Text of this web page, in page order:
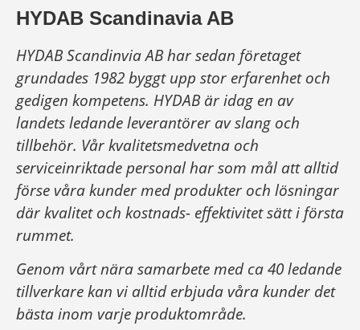
HYDAB Scandinavia AB
HYDAB Scandinvia AB har sedan företaget
grundades 1982 byggt upp stor erfarenhet och
gedigen kompetens. HYDAB är idag en av
landets ledande leverantörer av slang och
tillbehör. Vår kvalitetsmedvetna och
serviceinriktade personal har som mål att alltid
förse våra kunder med produkter och lösningar
där kvalitet och kostnads- effektivitet sätt i första
rummet.
Genom vårt nära samarbete med ca 40 ledande
tillverkare kan vi alltid erbjuda våra kunder det
bästa inom varje produktområde.